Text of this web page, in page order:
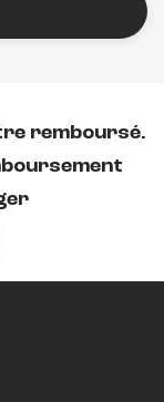
remboursé.